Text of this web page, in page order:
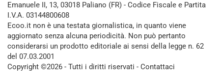
Emanuele II, 13, 03018 Paliano (FR) - Codice Fiscale e Partita
I.V.A. 03144800608
Ecoo.it non è una testata giornalistica, in quanto viene
aggiornato senza alcuna periodicità. Non può pertanto
considerarsi un prodotto editoriale ai sensi della legge n. 62
del 07.03.2001
Copyright ©2026 - Tutti i diritti riservati - Contattaci